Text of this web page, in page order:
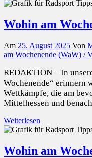
Wohin am
Am 25. August 2025 Von
am Wochenende (WaW) /
REDAKTION – In
Wochenende“ erinnern
Wettkämpfe, die am
Mittelhessen und
Weiterlesen
Wohin am